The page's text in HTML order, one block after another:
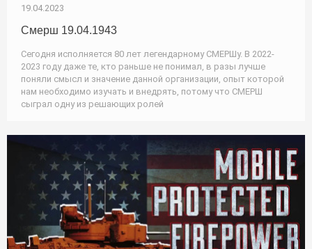
19.04.2023
Смерш 19.04.1943
Сегодня исполняется 80 лет легендарному СМЕРШу. В 2022-
2023 году даже те, кто раньше не понимал, в разы лучше
поняли смысл и значение данной организации, опыт которой
нам необходимо изучать и внедрять, потому что СМЕРШ
сыграл одну из решающих ролей